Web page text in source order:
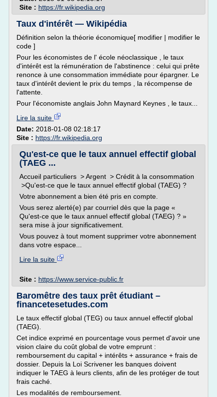
Site : https://fr.wikipedia.org
Taux d'intérêt — Wikipédia
Définition selon la théorie économique[ modifier | modifier le
code ]
Pour les économistes de l' école néoclassique , le taux
d'intérêt est la rémunération de l'abstinence : celui qui prête
renonce à une consommation immédiate pour épargner. Le
taux d'intérêt devient le prix du temps , la récompense de
l'attente.
Pour l'économiste anglais John Maynard Keynes , le taux...
Lire la suite
Date: 2018-01-08 02:18:17
Site : https://fr.wikipedia.org
Qu'est-ce que le taux annuel effectif global
(TAEG ...
Accueil particuliers > Argent > Crédit à la consommation
>Qu'est-ce que le taux annuel effectif global (TAEG) ?
Votre abonnement a bien été pris en compte.
Vous serez alerté(e) par courriel dès que la page «
Qu'est-ce que le taux annuel effectif global (TAEG) ? »
sera mise à jour significativement.
Vous pouvez à tout moment supprimer votre abonnement
dans votre espace...
Lire la suite
Site : https://www.service-public.fr
Baromêtre des taux prêt étudiant –
financetesetudes.com
Le taux effectif global (TEG) ou taux annuel effectif global
(TAEG).
Cet indice exprimé en pourcentage vous permet d'avoir une
vision claire du coût global de votre emprunt :
remboursement du capital + intérêts + assurance + frais de
dossier. Depuis la Loi Scrivener les banques doivent
indiquer le TAEG à leurs clients, afin de les protéger de tout
frais caché.
Les modalités de remboursement.